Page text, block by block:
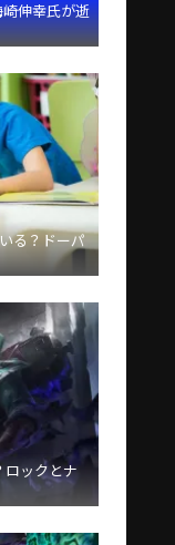
伸幸氏が逝
る？ドーパ
ロックとナ